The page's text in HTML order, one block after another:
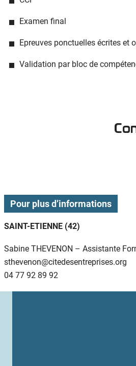
Examen final
Epreuves ponctuelles écrites et
Validation par bloc de
Pour plus d’informations
SAINT-ETIENNE (42)
Sabine THEVENON – Assistante
sthevenon@citedesentreprises.org
04 77 92 89 92